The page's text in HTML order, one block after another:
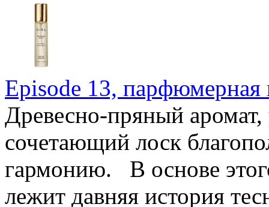
Episode 13, парфюмерная
Древесно-пряный
сочетающий лоск
гармонию. В основе
лежит давняя история